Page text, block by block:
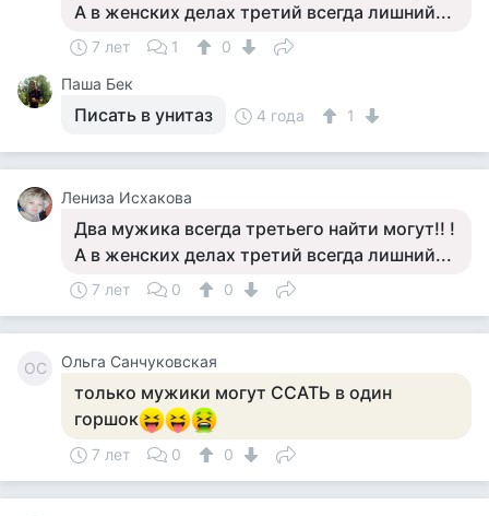
А в женских делах третий всегда лишний...
7 лет 1
0
Паша Бек
Писать в унитаз 4 года 1
Лениза Исхакова
Два мужика всегда третьего найти могут!! !
А в женских делах третий всегда лишний...
7 лет 0 0
ОС Ольга Санчуковская
только мужики могут ССАТЬ в один
горшок
7 лет 0 0